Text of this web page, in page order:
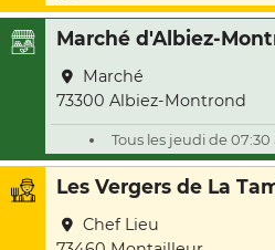
Marché d'Albiez-
Marché
73300 Albiez-Montrond
Tous les jeudi de 07:30
Les Vergers de La
Chef Lieu